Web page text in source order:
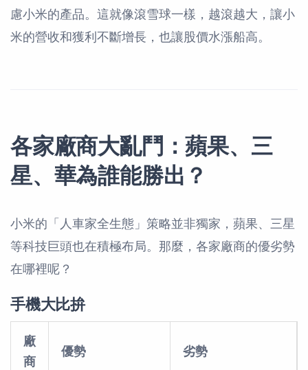
慮小米的產品。這就像滾雪球一樣，越滾越大，讓小
米的營收和獲利不斷增長，也讓股價水漲船高。
各家廠商大亂鬥：蘋果、三
星、華為誰能勝出？
小米的「人車家全生態」策略並非獨家，蘋果、三星
等科技巨頭也在積極布局。那麼，各家廠商的優劣勢
在哪裡呢？
手機大比拚
廠
商
優勢 劣勢